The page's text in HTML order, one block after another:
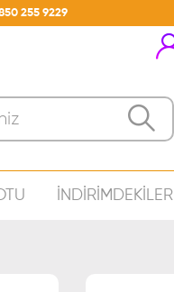
255 9229
İNDİRİMDEKİLER